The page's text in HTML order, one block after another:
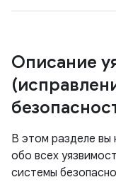
Описание
В этом разделе
обо всех
системы